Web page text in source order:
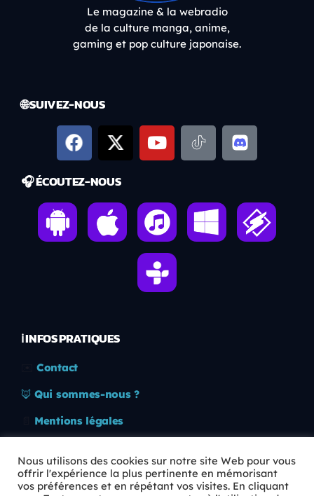
Le magazine & la webradio
de la culture manga, anime,
gaming et pop culture japonaise.
🌐 SUIVEZ-NOUS
🎧 ÉCOUTEZ-NOUS
ℹ️ INFOS PRATIQUES
Contact
🦊 Qui sommes-nous ?
Mentions légales
🛡️ RGPD
Nous utilisons des cookies sur notre site Web pour vous
offrir l'expérience la plus pertinente en mémorisant
vos préférences et en répétant vos visites. En cliquant